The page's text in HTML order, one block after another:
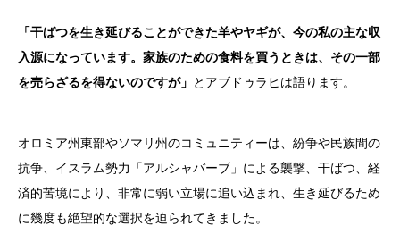
「干ばつを生き延びることができた羊やヤギが、今の私の主な収
入源になっています。家族のための食料を買うときは、その一部
を売らざるを得ないのですが」 とアブドゥラヒは語ります。
オロミア州東部やソマリ州のコミュニティーは、紛争や民族間の
抗争、イスラム勢力「アルシャバーブ」による襲撃、干ばつ、経
済的苦境により、非常に弱い立場に追い込まれ、生き延びるため
に幾度も絶望的な選択を迫られてきました。